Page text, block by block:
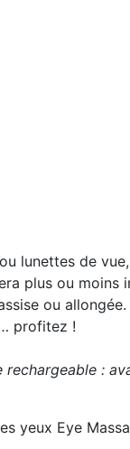
lunettes de
plus ou moins
ou allongée.
profitez !
:
yeux Eye